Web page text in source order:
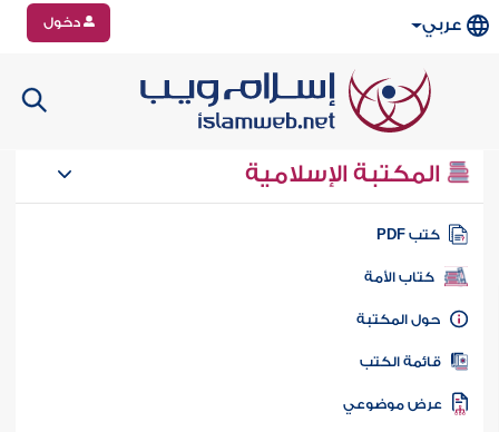
عربي دخول
المكتبة الإسلامية
كتب PDF
كتاب الأمة
المكتبة
الكتب